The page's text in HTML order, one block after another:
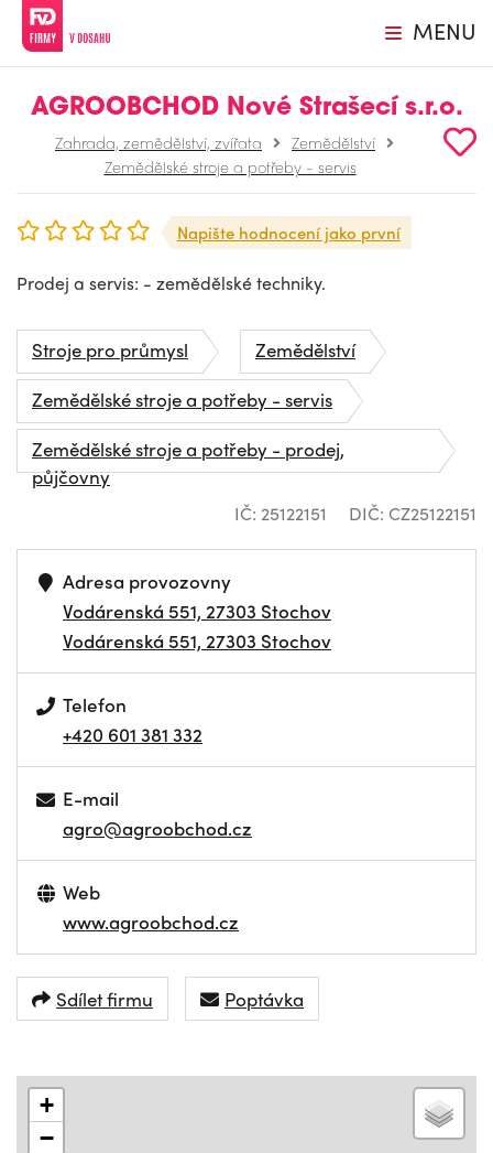
MENU
AGROOBCHOD Nové Strašecí s.r.o.
Zahrada, zemědělství, zvířata
Zemědělství
Zemědělské stroje a potřeby - servis
Napište hodnocení jako první
Prodej a servis: - zemědělské techniky.
Stroje pro průmysl
Zemědělství
Zemědělské stroje a potřeby - servis
Zemědělské stroje a potřeby - prodej,
půjčovny
IČ: 25122151 DIČ: CZ25122151
Adresa provozovny
Vodárenská 551, 27303 Stochov
Vodárenská 551, 27303 Stochov
Telefon
+420 601 381 332
E-mail
agro@agroobchod.cz
Web
www.agroobchod.cz
Sdílet firmu Poptávka
+
−